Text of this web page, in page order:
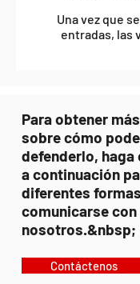
Una vez que
entradas, las
Para obtener
sobre cómo
defenderlo,
a continuación
diferentes
comunicarse con
nosotros.&nbsp;
Contáctenos